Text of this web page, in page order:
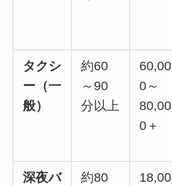
タクシ
ー（一
般）
約60
～90
分以上
60,00
0～
80,00
0＋
深夜バ
約80
18,00